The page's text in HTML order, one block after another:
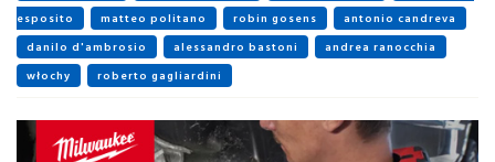
esposito
matteo politano robin gosens
antonio candreva
danilo d'ambrosio
alessandro bastoni
andrea ranocchia
włochy
roberto gagliardini